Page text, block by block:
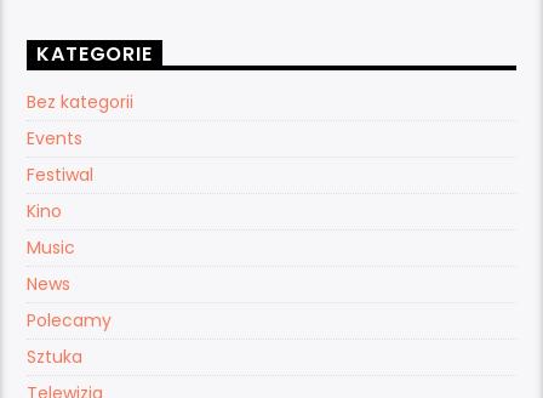
KATEGORIE
Bez kategorii
Events
Festiwal
Kino
Music
News
Polecamy
Sztuka
Telewizja